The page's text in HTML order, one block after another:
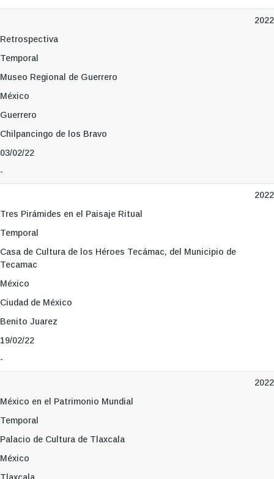
2022
Retrospectiva
Temporal
Museo Regional de Guerrero
México
Guerrero
Chilpancingo de los Bravo
03/02/22
-
2022
Tres Pirámides en el Paisaje Ritual
Temporal
Casa de Cultura de los Héroes Tecámac, del Municipio de
Tecamac
México
Ciudad de México
Benito Juarez
19/02/22
-
2022
México en el Patrimonio Mundial
Temporal
Palacio de Cultura de Tlaxcala
México
Tlaxcala